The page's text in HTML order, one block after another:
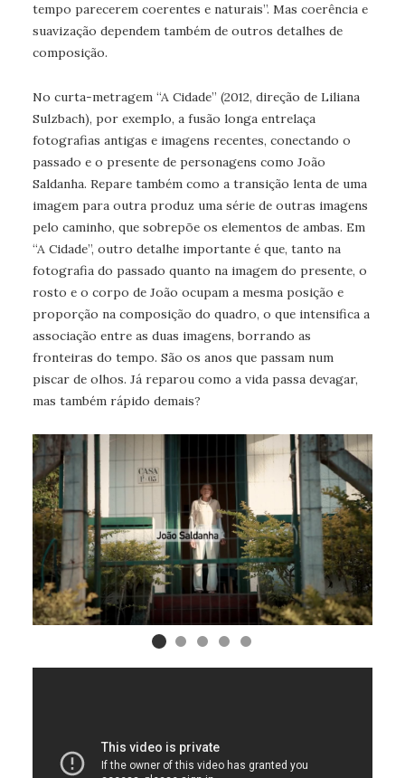
tempo parecerem coerentes e naturais”. Mas coerência e
suavização dependem também de outros detalhes de
composição.
No curta-metragem “A Cidade” (2012, direção de Liliana
Sulzbach), por exemplo, a fusão longa entrelaça
fotografias antigas e imagens recentes, conectando o
passado e o presente de personagens como João
Saldanha. Repare também como a transição lenta de uma
imagem para outra produz uma série de outras imagens
pelo caminho, que sobrepõe os elementos de ambas. Em
“A Cidade”, outro detalhe importante é que, tanto na
fotografia do passado quanto na imagem do presente, o
rosto e o corpo de João ocupam a mesma posição e
proporção na composição do quadro, o que intensifica a
associação entre as duas imagens, borrando as
fronteiras do tempo. São os anos que passam num
piscar de olhos. Já reparou como a vida passa devagar,
mas também rápido demais?